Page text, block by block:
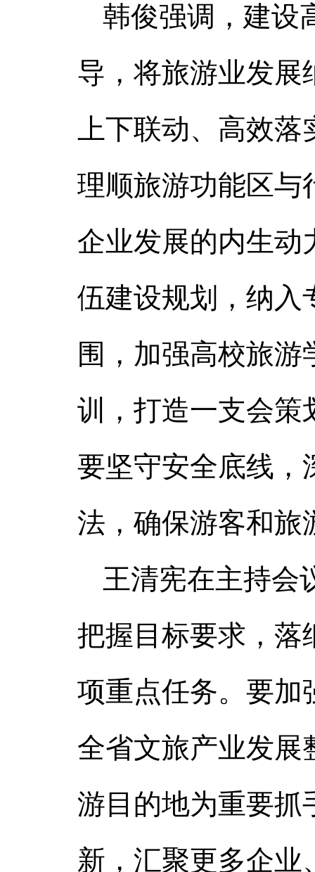
韩俊强调，建设
导，将旅游业发展
上下联动、高效
理顺旅游功能区与
企业发展的内生动
伍建设规划，纳入
围，加强高校旅
训，打造一支会策
要坚守安全底线，
法，确保游客和旅
王清宪在主持会
把握目标要求，落
项重点任务。要加
全省文旅产业发展
游目的地为重要抓
新，汇聚更多企业